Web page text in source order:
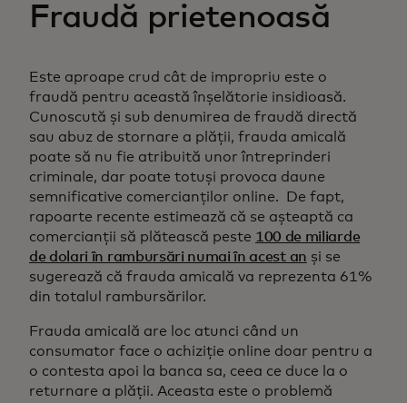
Fraudă prietenoasă
Este aproape crud cât de impropriu este o
fraudă pentru această înșelătorie insidioasă.
Cunoscută și sub denumirea de fraudă directă
sau abuz de stornare a plății, frauda amicală
poate să nu fie atribuită unor întreprinderi
criminale, dar poate totuși provoca daune
semnificative comercianților online. De fapt,
rapoarte recente estimează că se așteaptă ca
comercianții să plătească peste 100 de miliarde
de dolari în rambursări numai în acest an și se
sugerează că frauda amicală va reprezenta 61%
din totalul rambursărilor.
Frauda amicală are loc atunci când un
consumator face o achiziție online doar pentru a
o contesta apoi la banca sa, ceea ce duce la o
returnare a plății. Aceasta este o problemă